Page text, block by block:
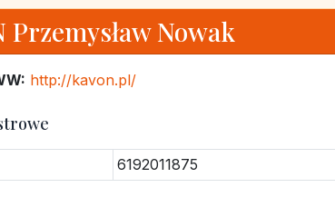
Przemysław Nowak
http://kavon.pl/
6192011875